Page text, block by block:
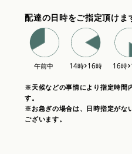
配達の日時をご指定頂けま
※天候などの事情により指定時間
す。
※お急ぎの場合は、日時指定がな
ございます。